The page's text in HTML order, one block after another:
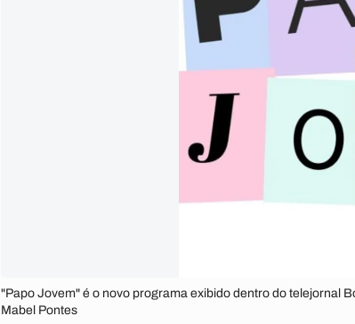
"Papo Jovem" é o novo programa exibido dentro do telejornal
Mabel Pontes